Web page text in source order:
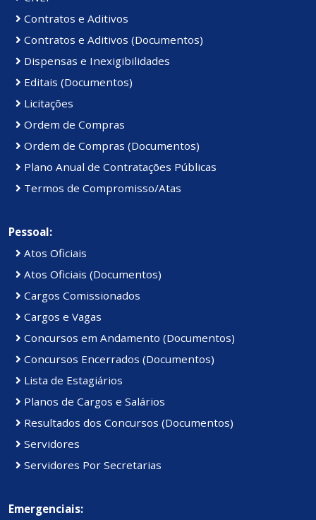
Contratos e Aditivos
Contratos e Aditivos (Documentos)
Dispensas e Inexigibilidades
Editais (Documentos)
Licitações
Ordem de Compras
Ordem de Compras (Documentos)
Plano Anual de Contratações Públicas
Termos de Compromisso/Atas
Pessoal:
Atos Oficiais
Atos Oficiais (Documentos)
Cargos Comissionados
Cargos e Vagas
Concursos em Andamento (Documentos)
Concursos Encerrados (Documentos)
Lista de Estagiários
Planos de Cargos e Salários
Resultados dos Concursos (Documentos)
Servidores
Servidores Por Secretarias
Emergenciais: